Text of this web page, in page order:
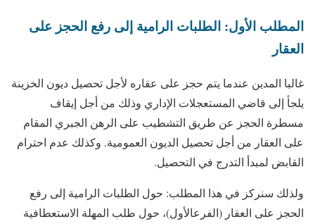
المطلب الأول: الطلبات الرامية إلى رفع الحجز على
العقار
غالبا المدين عندما يتم حجز على عقاره لأجل تحصيل ديون الخزينة
يلجأ إلى قاضي المستعجلات الإداري وذلك من أجل إيقاف
مسطرة الحجز عن طريق التشطيب على الرهن الجبري المقام
على العقار من أجل تحصيل الديون العمومية. وكذلك عدم احترام
القابض لمبدأ التدرج في التحصيل.
ولذلك سنركز في هذا المطلب: حول الطلبات الرامية إلى رفع
الحجز على العقار (الفرعالأول)، حول طلب المهلة الاستعطافية